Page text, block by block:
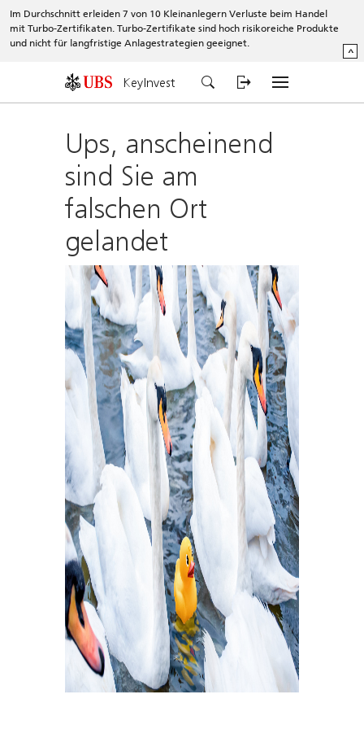
Im Durchschnitt erleiden 7 von 10 Kleinanlegern Verluste beim Handel
mit Turbo-Zertifikaten. Turbo-Zertifikate sind hoch risikoreiche Produkte
und nicht für langfristige Anlagestrategien geeignet.
^
KeyInvest
Ups, anscheinend
sind Sie am
falschen Ort
gelandet